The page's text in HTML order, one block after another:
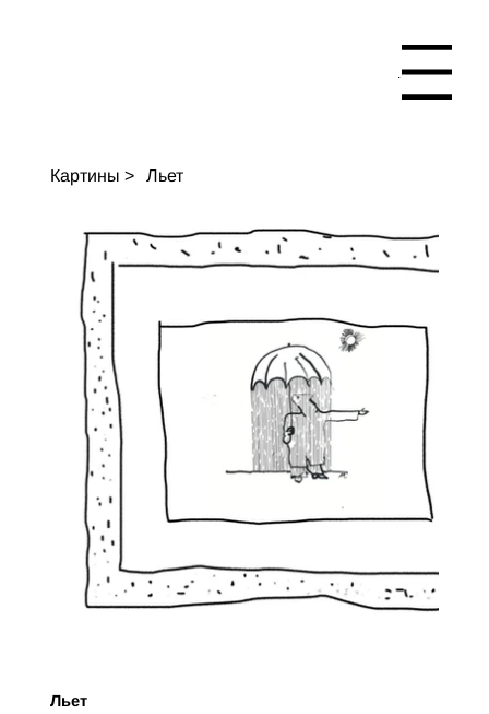
Menu
Картины > Льет
Льет